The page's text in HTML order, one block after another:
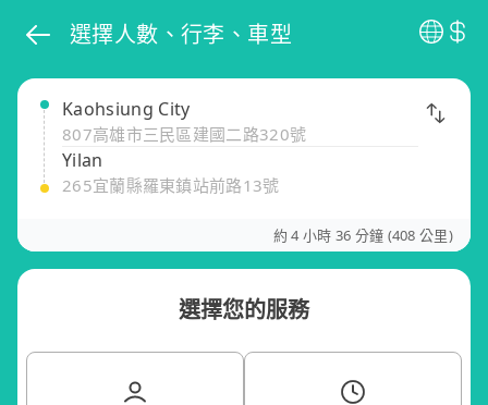
選擇人數、行李、車型
Kaohsiung City
807高雄市三民區建國二路320號
Yilan
265宜蘭縣羅東鎮站前路13號
約 4 小時 36 分鐘 (408 公里)
選擇您的服務